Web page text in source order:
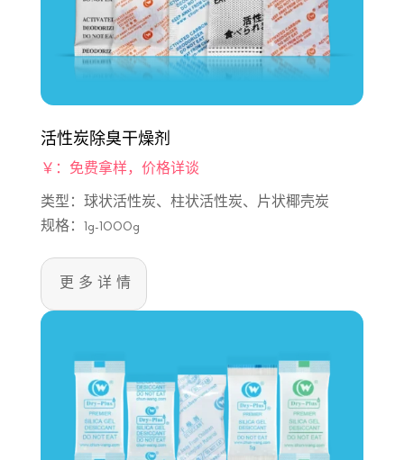
活性炭除臭干燥剂
￥：免费拿样，价格详谈
类型：球状活性炭、柱状活性炭、片状椰壳炭
规格：1g-1000g
更多详情